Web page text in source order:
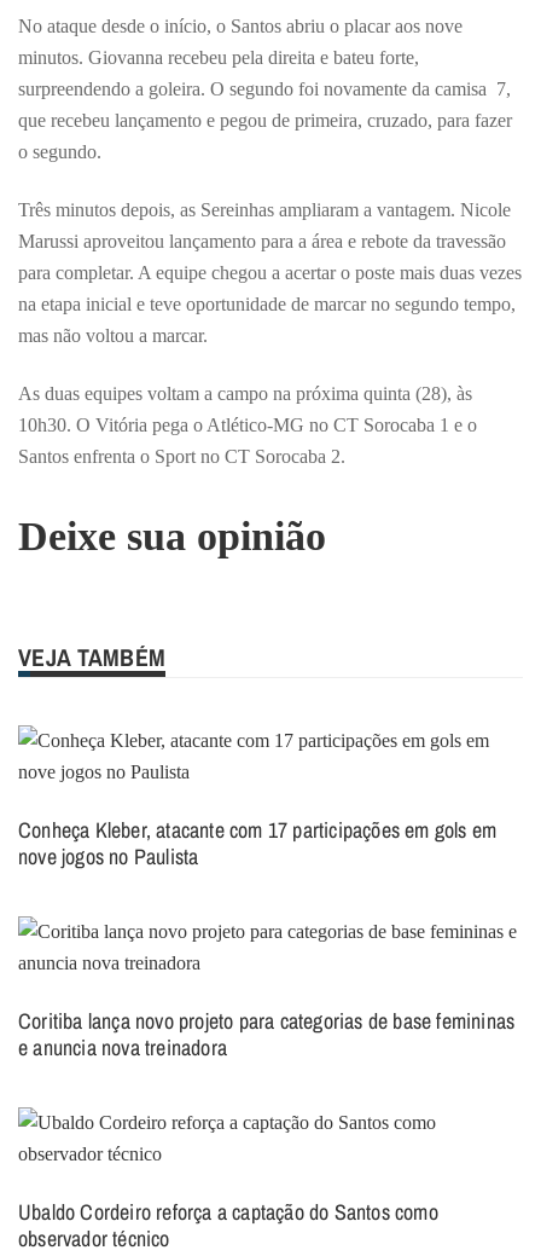
No ataque desde o início, o Santos abriu o placar aos nove
minutos. Giovanna recebeu pela direita e bateu forte,
surpreendendo a goleira. O segundo foi novamente da camisa 7,
que recebeu lançamento e pegou de primeira, cruzado, para fazer
o segundo.
Três minutos depois, as Sereinhas ampliaram a vantagem. Nicole
Marussi aproveitou lançamento para a área e rebote da travessão
para completar. A equipe chegou a acertar o poste mais duas vezes
na etapa inicial e teve oportunidade de marcar no segundo tempo,
mas não voltou a marcar.
As duas equipes voltam a campo na próxima quinta (28), às
10h30. O Vitória pega o Atlético-MG no CT Sorocaba 1 e o
Santos enfrenta o Sport no CT Sorocaba 2.
Deixe sua opinião
VEJA TAMBÉM
Conheça Kleber, atacante com 17 participações em gols em
nove jogos no Paulista
Coritiba lança novo projeto para categorias de base femininas
e anuncia nova treinadora
Ubaldo Cordeiro reforça a captação do Santos como
observador técnico